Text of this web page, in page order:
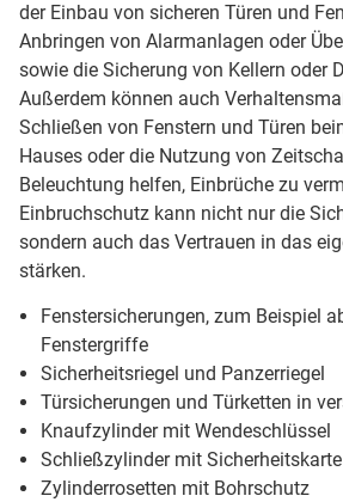
der Einbau von sicheren Türen und
Anbringen von Alarmanlagen oder
sowie die Sicherung von Kellern oder
Außerdem können auch
Schließen von Fenstern und Türen
Hauses oder die Nutzung von
Beleuchtung helfen, Einbrüche zu
Einbruchschutz kann nicht nur die
sondern auch das Vertrauen in das
stärken.
Fenstersicherungen, zum Beispiel
Fenstergriffe
Sicherheitsriegel und Panzerriegel
Türsicherungen und Türketten in
Knaufzylinder mit Wendeschlüssel
Schließzylinder mit Sicherheitskarte
Zylinderrosetten mit Bohrschutz